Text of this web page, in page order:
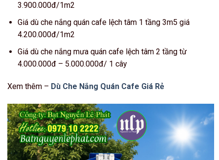
3.900.000đ/1m2
Giá dù che nắng quán cafe lệch tâm 1 tầng 3m5 giá
4.200.000đ/1m2
Giá dù che nắng mưa quán cafe lệch tâm 2 tầng từ
4.000.000đ – 5.000.000đ/ 1 cây
Xem thêm – Dù Che Nắng Quán Cafe Giá Rẻ